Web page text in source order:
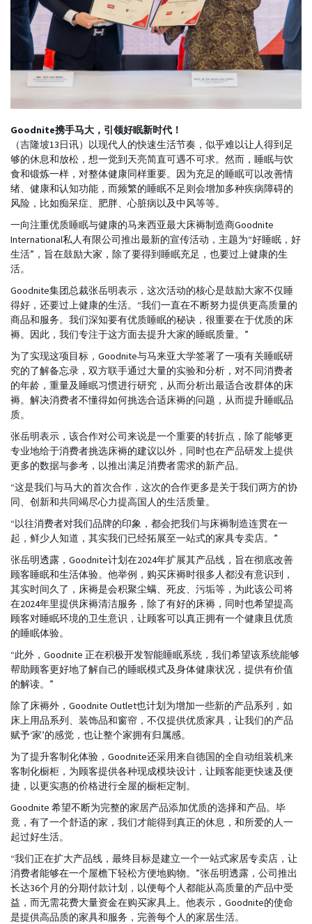
Goodnite携手马大，引领好眠新时代！
（吉隆坡13日讯）以现代人的快速生活节奏，似乎难以让人得到足
够的休息和放松，想一觉到天亮简直可遇不可求。然而，睡眠与饮
食和锻炼一样，对整体健康同样重要。因为充足的睡眠可以改善情
绪、健康和认知功能，而频繁的睡眠不足则会增加多种疾病障碍的
风险，比如痴呆症、肥胖、心脏病以及中风等等。
一向注重优质睡眠与健康的马来西亚最大床褥制造商Goodnite
International私人有限公司推出最新的宣传活动，主题为“好睡眠，好
生活”，旨在鼓励大家，除了要得到睡眠充足，也要过上健康的生
活。
Goodnite集团总裁张岳明表示，这次活动的核心是鼓励大家不仅睡
得好，还要过上健康的生活。“我们一直在不断努力提供更高质量的
商品和服务。我们深知要有优质睡眠的秘诀，很重要在于优质的床
褥。因此，我们专注于这方面去提升大家的睡眠质量。”
为了实现这项目标，Goodnite与马来亚大学签署了一项有关睡眠研
究的了解备忘录，双方联手通过大量的实验和分析，对不同消费者
的年龄，重量及睡眠习惯进行研究，从而分析出最适合改群体的床
褥。解决消费者不懂得如何挑选合适床褥的问题，从而提升睡眠品
质。
张岳明表示，该合作对公司来说是一个重要的转折点，除了能够更
专业地给于消费者挑选床褥的建议以外，同时也在产品研发上提供
更多的数据与参考，以推出满足消费者需求的新产品。
“这是我们与马大的首次合作，这次的合作更多是关于我们两方的协
同、创新和共同竭尽心力提高国人的生活质量。
“以往消费者对我们品牌的印象，都会把我们与床褥制造连贯在一
起，鲜少人知道，其实我们已经拓展至一站式的家具专卖店。”
张岳明透露，Goodnite计划在2024年扩展其产品线，旨在彻底改善
顾客睡眠和生活体验。他举例，购买床褥时很多人都没有意识到，
其实时间久了，床褥是会积聚尘螨、死皮、污垢等，为此该公司将
在2024年里提供床褥清洁服务，除了有好的床褥，同时也希望提高
顾客对睡眠环境的卫生意识，让顾客可以真正拥有一个健康且优质
的睡眠体验。
“此外，Goodnite 正在积极开发智能睡眠系统，我们希望该系统能够
帮助顾客更好地了解自己的睡眠模式及身体健康状况，提供有价值
的解读。”
除了床褥外，Goodnite Outlet也计划为增加一些新的产品系列，如
床上用品系列、装饰品和窗帘，不仅提供优质家具，让我们的产品
赋予‘家’的感觉，也让整个家拥有归属感。
为了提升客制化体验，Goodnite还采用来自德国的全自动组装机来
客制化橱柜，为顾客提供各种现成模块设计，让顾客能更快速及便
捷，以更实惠的价格进行全屋的橱柜定制。
Goodnite 希望不断为完整的家居产品添加优质的选择和产品。毕
竟，有了一个舒适的家，我们才能得到真正的休息，和所爱的人一
起过好生活。
“我们正在扩大产品线，最终目标是建立一个一站式家居专卖店，让
消费者能够在一个屋檐下轻松方便地购物。”张岳明透露，公司推出
长达36个月的分期付款计划，以便每个人都能从高质量的产品中受
益，而无需花费大量资金在购买家具上。他表示，Goodnite的使命
是提供高品质的家具和服务，完善每个人的家居生活。